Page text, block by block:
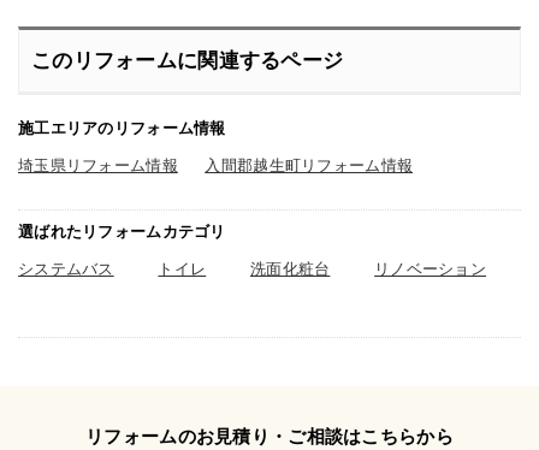
このリフォームに関連するページ
施工エリアのリフォーム情報
埼玉県リフォーム情報 入間郡越生町リフォーム情報
選ばれたリフォームカテゴリ
システムバス トイレ 洗面化粧台 リノベーション
リフォームのお見積り・ご相談はこちらから